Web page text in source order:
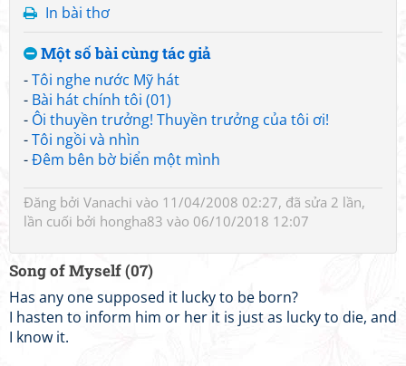
In bài thơ
Một số bài cùng tác giả
-Tôi nghe nước Mỹ hát
- Bài hát chính tôi (01)
- Ôi thuyền trưởng! Thuyền trưởng của tôi ơi!
-Tôi ngồi và nhìn
-Đêm bên bờ biển một mình
Đăng bởi Vanachi vào 11/04/2008 02:27, đã sửa 2 lần,
lần cuối bởi hongha83 vào 06/10/2018 12:07
Song of Myself (07)
Has any one supposed it lucky to be born?
I hasten to inform him or her it is just as lucky to die, and
I know it.